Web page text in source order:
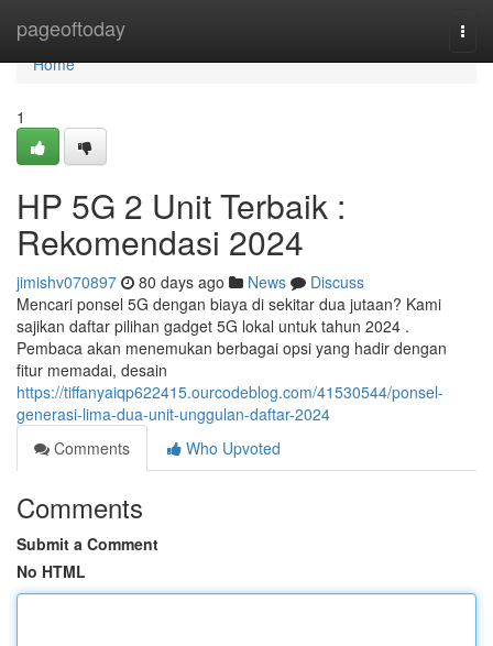
pageoftoday
Home
Home
1
HP 5G 2 Unit Terbaik :
Rekomendasi 2024
jimishv070897 80 days ago News
Discuss
Mencari ponsel 5G dengan biaya di sekitar dua jutaan? Kami
sajikan daftar pilihan gadget 5G lokal untuk tahun 2024 .
Pembaca akan menemukan berbagai opsi yang hadir dengan
fitur memadai, desain
https://tiffanyaiqp622415.ourcodeblog.com/41530544/ponsel-
generasi-lima-dua-unit-unggulan-daftar-2024
Comments
Who Upvoted
Comments
Submit a Comment
No HTML